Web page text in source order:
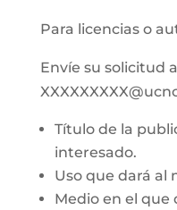
Para licencias o
Envíe su solicitud
Título de la
interesado.
Uso que dará al
Medio en el que